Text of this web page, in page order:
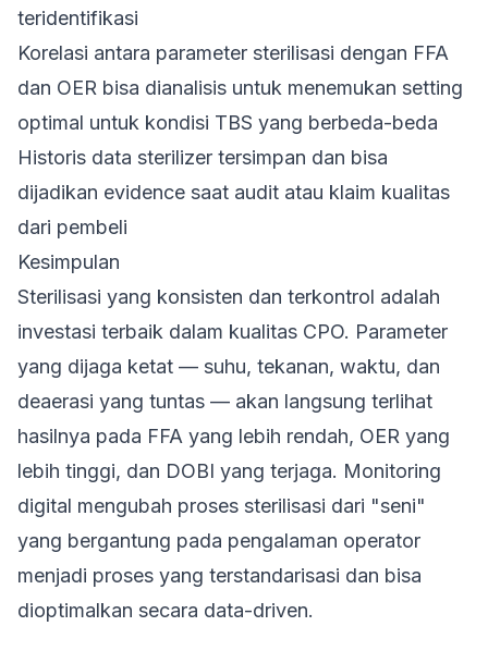
teridentifikasi
Korelasi antara parameter sterilisasi dengan FFA
dan OER bisa dianalisis untuk menemukan setting
optimal untuk kondisi TBS yang berbeda-beda
Historis data sterilizer tersimpan dan bisa
dijadikan evidence saat audit atau klaim kualitas
dari pembeli
Kesimpulan
Sterilisasi yang konsisten dan terkontrol adalah
investasi terbaik dalam kualitas CPO. Parameter
yang dijaga ketat — suhu, tekanan, waktu, dan
deaerasi yang tuntas — akan langsung terlihat
hasilnya pada FFA yang lebih rendah, OER yang
lebih tinggi, dan DOBI yang terjaga. Monitoring
digital mengubah proses sterilisasi dari "seni"
yang bergantung pada pengalaman operator
menjadi proses yang terstandarisasi dan bisa
dioptimalkan secara data-driven.